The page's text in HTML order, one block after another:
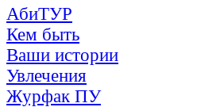
АбиТУР
Кем быть
Ваши истории
Увлечения
Журфак ПУ